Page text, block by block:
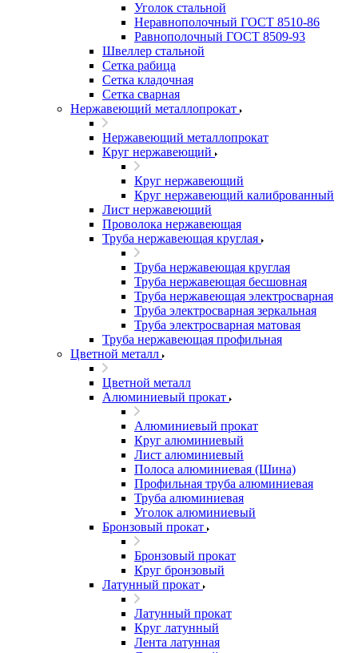
Уголок стальной
Неравнополочный ГОСТ 8510-86
Равнополочный ГОСТ 8509-93
Швеллер стальной
Сетка рабица
Сетка кладочная
Сетка сварная
Нержавеющий металлопрокат
Нержавеющий металлопрокат
Круг нержавеющий
Круг нержавеющий
Круг нержавеющий калиброванный
Лист нержавеющий
Проволока нержавеющая
Труба нержавеющая круглая
Труба нержавеющая круглая
Труба нержавеющая бесшовная
Труба нержавеющая электросварная
Труба электросварная зеркальная
Труба электросварная матовая
Труба нержавеющая профильная
Цветной металл
Цветной металл
Алюминиевый прокат
Алюминиевый прокат
Круг алюминиевый
Лист алюминиевый
Полоса алюминиевая (Шина)
Профильная труба алюминиевая
Труба алюминиевая
Уголок алюминиевый
Бронзовый прокат
Бронзовый прокат
Круг бронзовый
Латунный прокат
Латунный прокат
Круг латунный
Лента латунная